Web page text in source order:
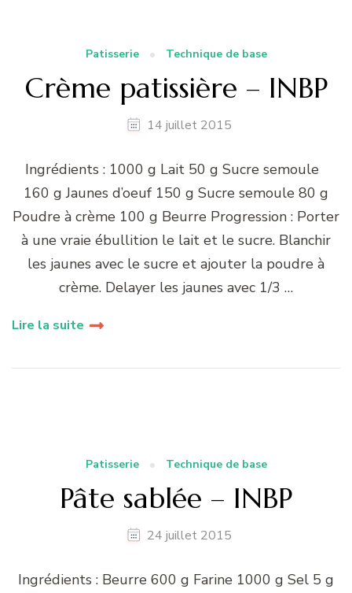
Patisserie Technique de base
Crème patissière – INBP
14 juillet 2015
Ingrédients : 1000 g Lait 50 g Sucre semoule
160 g Jaunes d’oeuf 150 g Sucre semoule 80 g
Poudre à crème 100 g Beurre Progression : Porter
à une vraie ébullition le lait et le sucre. Blanchir
les jaunes avec le sucre et ajouter la poudre à
crème. Delayer les jaunes avec 1/3 …
Lire la suite
Patisserie Technique de base
Pâte sablée – INBP
24 juillet 2015
Ingrédients : Beurre 600 g Farine 1000 g Sel 5 g